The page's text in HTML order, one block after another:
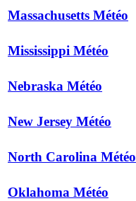
Massachusetts Météo
Mississippi Météo
Nebraska Météo
New Jersey Météo
North Carolina Météo
Oklahoma Météo